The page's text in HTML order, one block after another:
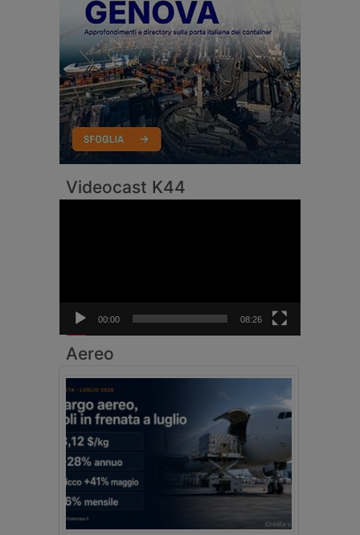
Videocast K44
00:00 08:26
Aereo